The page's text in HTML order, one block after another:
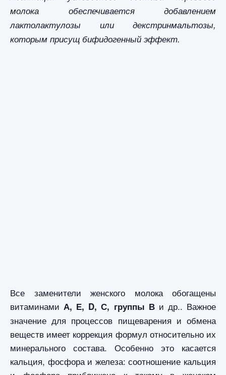
молока обеспечивается добавлением
лактолактулозы или декстринмальтозы,
которым присущ бифидогенный эффект.
Все заменители женского молока обогащены
витаминами А, Е, D, С, группы Ви др.. Важное
значение для процессов пищеварения и обмена
веществ имеет коррекция формул относительно их
минерального состава. Особенно это касается
кальция, фосфора и железа: соотношение кальция